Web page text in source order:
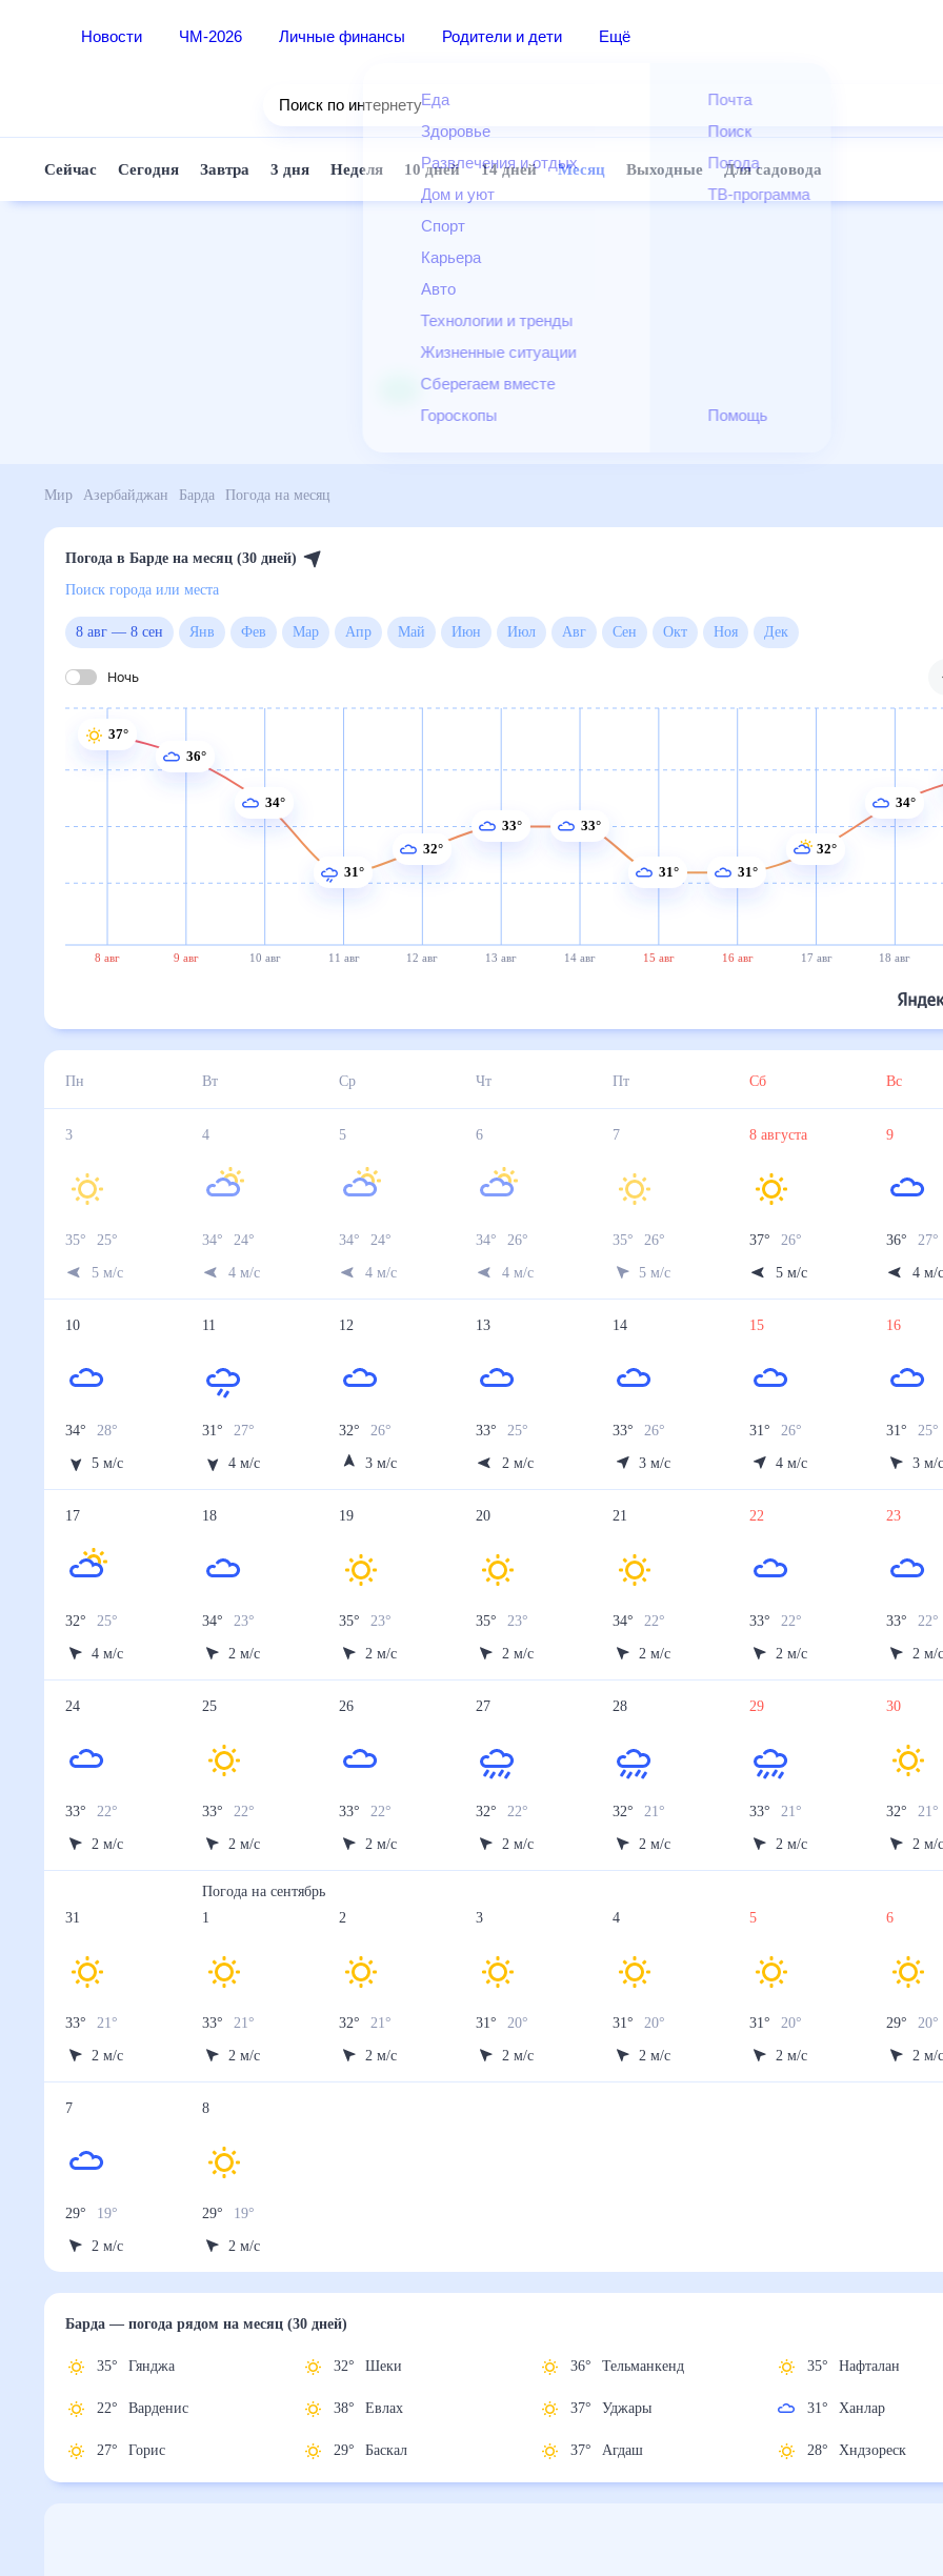
Новости ЧМ-2026 Личные финансы Родители и дети Ещё
Еда
Здоровье
Развлечения и отдых
Дом и уют
Спорт
Карьера
Авто
Технологии и тренды
Жизненные ситуации
Сберегаем вместе
Гороскопы
Почта
Поиск
Погода
ТВ-программа
Помощь
Поиск по интернету
Сейчас Сегодня Завтра 3 дня Неделя 10 дней 14 дней Месяц Выходные Для садовода
Мир Азербайджан Барда Погода на месяц
Погода в Барде на месяц (30 дней)
Поиск города или места
8 авг— 8 сен Янв Фев Мар Апр Май Июн Июл Авг Сен Окт Ноя
Ночь
8 авг 9 авг 10 авг 11 авг 12 авг 13 авг 14 авг 15 авг 16 авг 17 авг 18 авг
37°
36°
34°
31°
32°
33° 33°
31° 31°
32°
34°
Пн Вт Ср Чт Пт Сб Вс
3
35° 25°
5 м/с
4
34° 24
4 м/с
5
34° 24
4 м/с
6
34° 26
4 м/с
7
35° 26
5 м/с
8 августа
37° 26
5 м/с
9
36° 27
4 м/
10
34° 28
5 м/с
11
31° 27°
4 м/с
12
32° 26
3 м/с
13
33° 25°
2 м/с
14
33° 26
3 м/с
15
31° 26°
4 м/с
16
31° 25°
3 м/
17
32° 25°
4 м/с
18
34° 23
2 м/с
19
35° 23°
2 м/с
20
35° 23°
2 м/с
21
34° 22
2 м/с
22
33° 22°
2 м/с
23
33° 22°
2 м/
24
33° 22°
2 м/с
25
33° 22°
2 м/с
26
33° 22°
2 м/с
27
32° 22°
2 м/с
28
32° 21°
2 м/с
29
33° 21°
2 м/с
30
32° 21°
2 м/
31
33° 21°
2 м/с
Погода насентябрь
1
33° 21°
2 м/с
2
32° 21°
2 м/с
3
31° 20°
2 м/с
4
31° 20°
2 м/с
5
31° 20°
2 м/с
6
29° 20
2 м/
7
29° 19°
2 м/с
8
29° 19°
2 м/с
Барда— погода рядомна месяц (30 дней)
35° Гянджа
22° Варденис
27° Горис
32° Шеки
38° Евлах
29° Баскал
36° Тельманкенд
37° Уджары
37° Агдаш
35° Нафталан
31° Ханлар
28° Хндзореск